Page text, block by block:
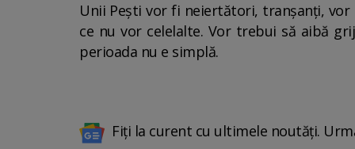
Unii Pești vor fi neiertători, tranșanți,
ce nu vor celelalte. Vor trebui să aibă
perioada nu e simplă.
Fiți la curent cu ultimele noutăți.